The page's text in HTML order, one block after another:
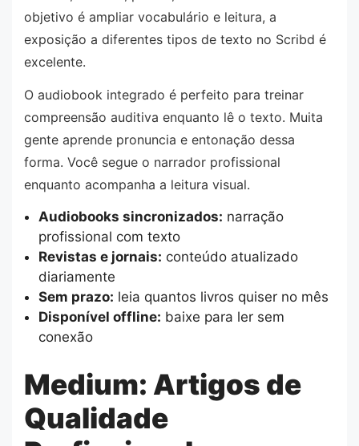
objetivo é ampliar vocabulário e leitura, a
exposição a diferentes tipos de texto no Scribd é
excelente.
O audiobook integrado é perfeito para treinar
compreensão auditiva enquanto lê o texto. Muita
gente aprende pronuncia e entonação dessa
forma. Você segue o narrador profissional
enquanto acompanha a leitura visual.
Audiobooks sincronizados: narração
profissional com texto
Revistas e jornais: conteúdo atualizado
diariamente
Sem prazo: leia quantos livros quiser no mês
Disponível offline: baixe para ler sem
conexão
Medium: Artigos de
Qualidade